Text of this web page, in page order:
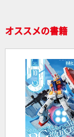
オススメの書籍